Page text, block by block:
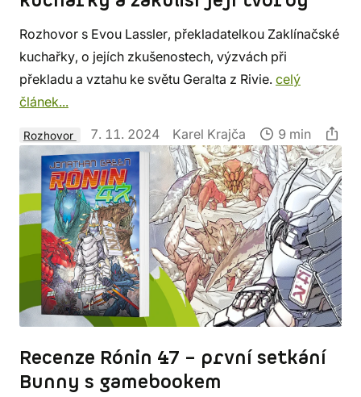
Rozhovor s Evou Lassler, překladatelkou Zaklínačské
kuchařky, o jejích zkušenostech, výzvách při
překladu a vztahu ke světu Geralta z Rivie. celý
článek...
Rozhovor 7. 11. 2024 Karel Krajča 9 min
Recenze Rónin 47 – první setkání
Bunny s gamebookem